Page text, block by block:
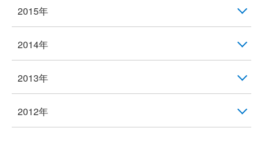
2015年
2014年
2013年
2012年